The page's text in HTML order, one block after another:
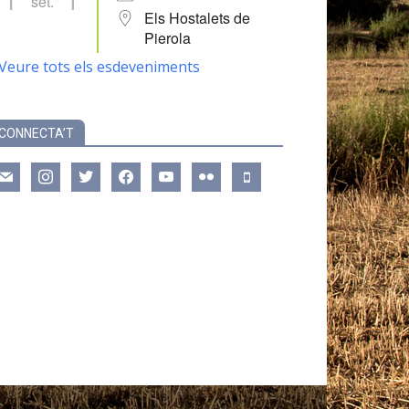
Els Hostalets de
Pierola
tots els esdeveniments
instagramtwitter facebookyoutube flickr mobile